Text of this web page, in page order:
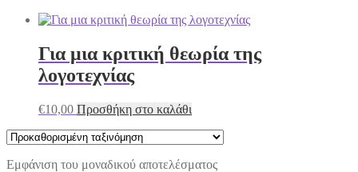
Για μια κριτική θεωρία της
λογοτεχνίας
€10,00 Προσθήκη στο καλάθι
Εμφάνιση του μοναδικού αποτελέσματος